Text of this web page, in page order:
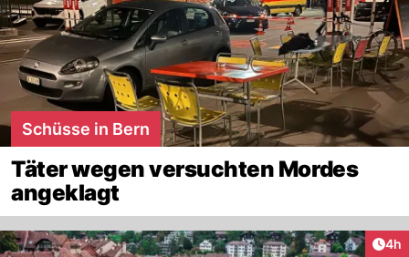
Schüsse in Bern
Täter wegen versuchten Mordes
angeklagt
4h